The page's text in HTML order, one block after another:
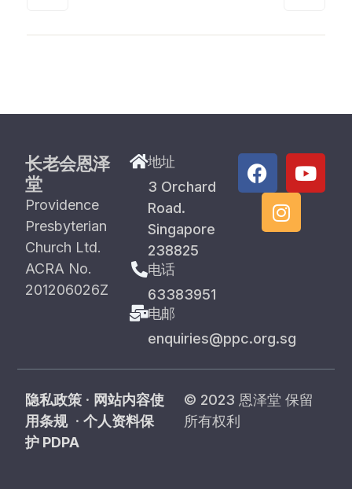
长老会恩泽
堂
Providence
Presbyterian
Church Ltd.
ACRA No.
201206026Z
地址
3 Orchard
Road.
Singapore
238825
电话
63383951
电邮
enquiries@ppc.org.sg
隐私政策 · 网站内容使
用条规·个人资料保
护 PDPA
© 2023 恩泽堂 保留
所有权利